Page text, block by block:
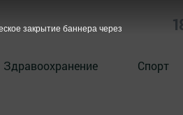
Здравоохранение Спорт
закрытие баннера через